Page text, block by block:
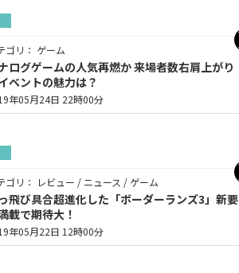
ゴリ： ゲーム
ログゲームの人気再燃か 来場者数右肩上がり
ベントの魅力は？
年05月24日 22時00分
ゴリ： レビュー / ニュース / ゲーム
飛び具合超進化した「ボーダーランズ3」新要
載で期待大！
年05月22日 12時00分